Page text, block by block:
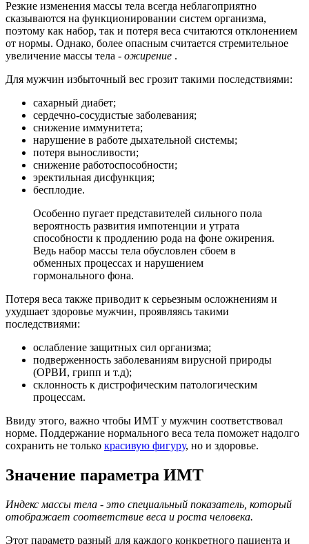
Резкие изменения массы тела всегда неблагоприятно
сказываются на функционировании систем организма,
поэтому как набор, так и потеря веса считаются отклонением
от нормы. Однако, более опасным считается стремительное
увеличение массы тела - ожирение .
Для мужчин избыточный вес грозит такими последствиями:
сахарный диабет;
сердечно-сосудистые заболевания;
снижение иммунитета;
нарушение в работе дыхательной системы;
потеря выносливости;
снижение работоспособности;
эректильная дисфункция;
бесплодие.
Особенно пугает представителей сильного пола
вероятность развития импотенции и утрата
способности к продлению рода на фоне ожирения.
Ведь набор массы тела обусловлен сбоем в
обменных процессах и нарушением
гормонального фона.
Потеря веса также приводит к серьезным осложнениям и
ухудшает здоровье мужчин, проявляясь такими
последствиями:
ослабление защитных сил организма;
подверженность заболеваниям вирусной природы
(ОРВИ, грипп и т.д);
склонность к дистрофическим патологическим
процессам.
Ввиду этого, важно чтобы ИМТ у мужчин соответствовал
норме. Поддержание нормального веса тела поможет надолго
сохранить не только красивую фигуру, но и здоровье.
Значение параметра ИМТ
Индекс массы тела - это специальный показатель, который
отображает соответствие веса и роста человека.
Этот параметр разный для каждого конкретного пациента и